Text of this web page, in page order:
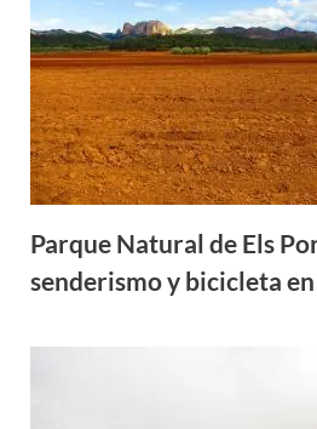
Parque Natural de Els
senderismo y bicicleta